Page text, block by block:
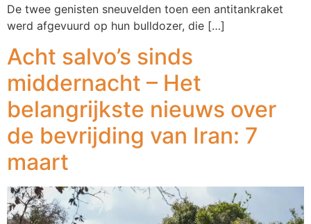
De twee genisten sneuvelden toen een antitankraket
werd afgevuurd op hun bulldozer, die […]
Acht salvo’s sinds
middernacht – Het
belangrijkste nieuws over
de bevrijding van Iran: 7
maart